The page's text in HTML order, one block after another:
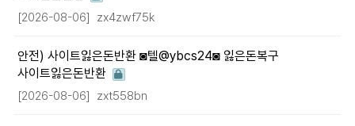
[2026-08-06] zx4zwf75k
안전) 사이트잃은돈반환 ◙텔@ybcs24◙ 잃은돈복구
사이트잃은돈반환
[2026-08-06] zxt558bn